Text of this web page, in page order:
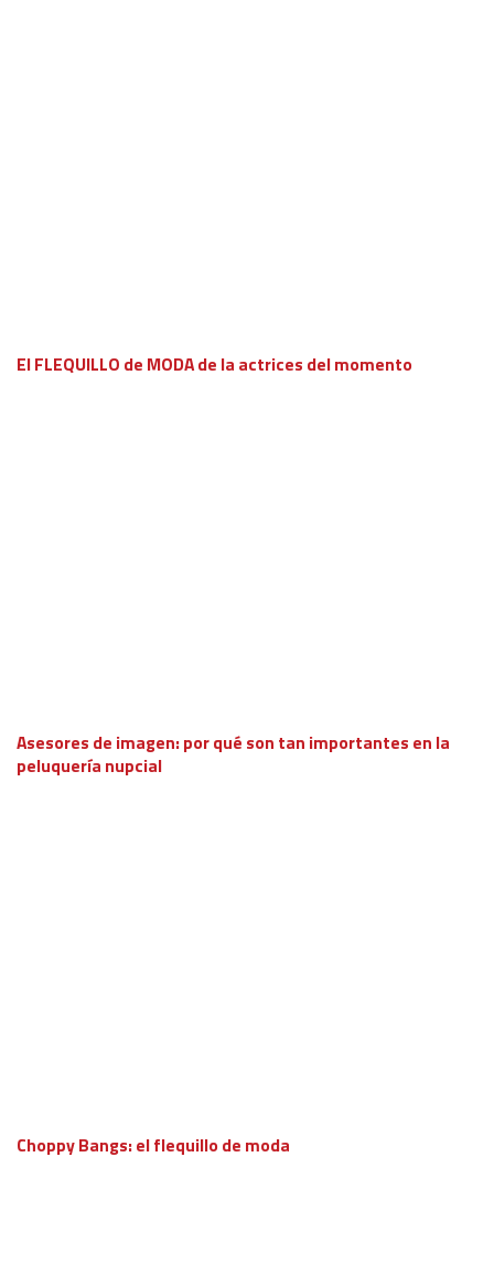
El FLEQUILLO de MODA de la actrices del momento
Asesores de imagen: por qué son tan importantes en la
peluquería nupcial
Choppy Bangs: el flequillo de moda